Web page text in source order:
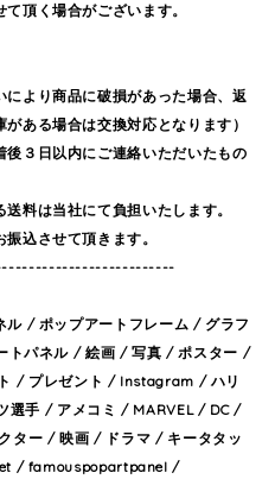
頂く場合がございます。
より商品に破損があった場合、返
ある場合は交換対応となります）
３日以内にご連絡いただいたもの
料は当社にて負担いたします。
込させて頂きます。
ル / ポップアートフレーム / グラフ
トパネル / 絵画 / 写真 / ポスター /
/ プレゼント / Instagram / ハリ
選手 / アメコミ / MARVEL / DC /
ター / 映画 / ドラマ / キータタッ
/ famouspopartpanel /